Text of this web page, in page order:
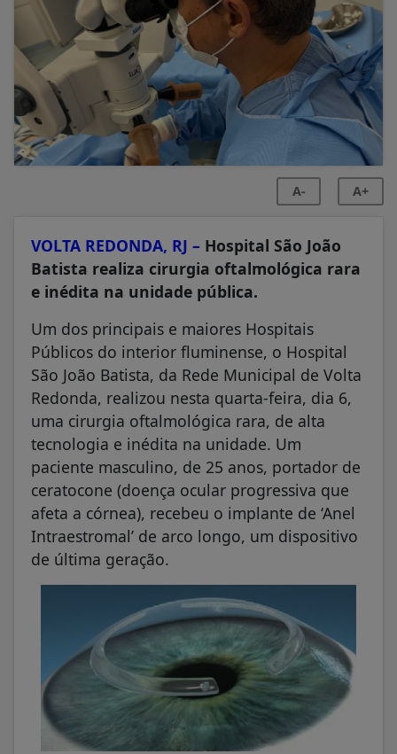
A- A+
VOLTA REDONDA, RJ – Hospital São João
Batista realiza cirurgia oftalmológica rara
e inédita na unidade pública.
Um dos principais e maiores Hospitais
Públicos do interior fluminense, o Hospital
São João Batista, da Rede Municipal de Volta
Redonda, realizou nesta quarta-feira, dia 6,
uma cirurgia oftalmológica rara, de alta
tecnologia e inédita na unidade. Um
paciente masculino, de 25 anos, portador de
ceratocone (doença ocular progressiva que
afeta a córnea), recebeu o implante de ‘Anel
Intraestromal’ de arco longo, um dispositivo
de última geração.